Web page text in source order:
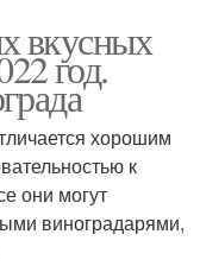
вкусных
год.
хорошим
к
они могут
виноградарями,